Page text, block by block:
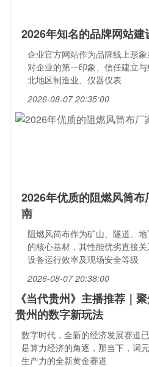
2026年知名的品牌网站
企业官方网站作为品牌线上形
对企业的第一印象、信任建立
北地区制造业、仪器仪表
2026-08-07 20:35:00
2026年优质的阻燃风筒
南
阻燃风筒布作为矿山、隧道、
的核心基材，其性能优劣直接关
设备运行效率及现场安全等级
2026-08-07 20:38:00
《当代贵州》主播推荐｜
贵州的数字新玩法
数字时代，全新的经济发展赛道
是算力经济的角逐，那当下，词
生产力的全新黄金赛道